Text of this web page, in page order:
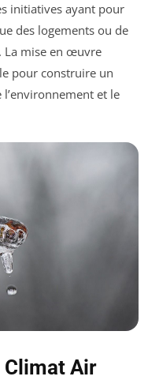
initiatives ayant pour
des logements ou de
La mise en œuvre
pour construire un
et le
Climat Air